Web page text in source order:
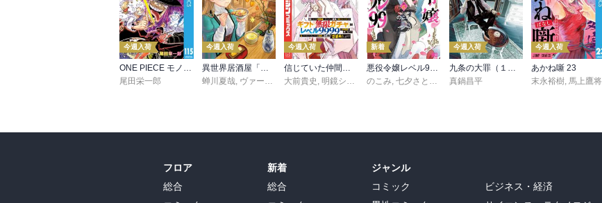
今週入荷
ONE PIECE モノクロ版 115
尾田栄一郎
今週入荷
異世界居酒屋「のぶ」(22)
蝉川夏哉, ヴァージニア二等兵 ,転
今週入荷
信じていた仲間達にダンジョン奥地で殺されかけたがギフト『無限ガチャ』でレベル９９９９の仲間達を手に入れて元パーティーメンバーと世界に復讐＆『ざまぁ！』します！（２３）
大前貴史 ,明鏡シスイ ,ｔｅｆ
新着
悪役令嬢レベル99 ～私は裏ボスですが魔王ではありません～ その６
のこみ, 七夕さとり Tea
今週入荷
九条の大罪（１７）
真鍋昌平
今週入荷
あかね噺 23
末永裕樹,馬上鷹将
フロア
総合
新着
総合
ジャンル
コミック
ビジネス・経済